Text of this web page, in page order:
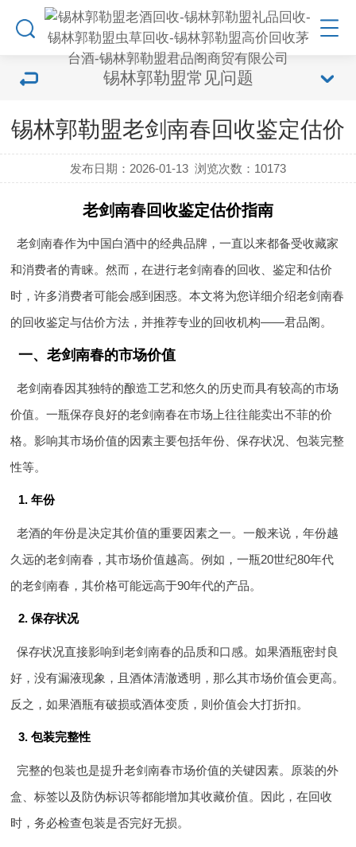
锡林郭勒盟常见问题
锡林郭勒盟老剑南春回收鉴定估价
发布日期：2026-01-13 浏览次数： 10173
老剑南春回收鉴定估价指南
老剑南春作为中国白酒中的经典品牌，一直以来都备受收藏家
和消费者的青睐。然而，在进行老剑南春的回收、鉴定和估价
时，许多消费者可能会感到困惑。本文将为您详细介绍老剑南春
的回收鉴定与估价方法，并推荐专业的回收机构——君品阁。
一、老剑南春的市场价值
老剑南春因其独特的酿造工艺和悠久的历史而具有较高的市场
价值。一瓶保存良好的老剑南春在市场上往往能卖出不菲的价
格。影响其市场价值的因素主要包括年份、保存状况、包装完整
性等。
1. 年份
老酒的年份是决定其价值的重要因素之一。一般来说，年份越
久远的老剑南春，其市场价值越高。例如，一瓶20世纪80年代
的老剑南春，其价格可能远高于90年代的产品。
2. 保存状况
保存状况直接影响到老剑南春的品质和口感。如果酒瓶密封良
好，没有漏液现象，且酒体清澈透明，那么其市场价值会更高。
反之，如果酒瓶有破损或酒体变质，则价值会大打折扣。
3. 包装完整性
完整的包装也是提升老剑南春市场价值的关键因素。原装的外
盒、标签以及防伪标识等都能增加其收藏价值。因此，在回收
时，务必检查包装是否完好无损。